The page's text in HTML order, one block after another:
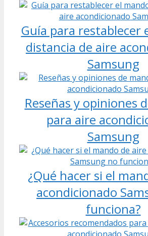
Guía para restablecer
distancia de aire
Samsung
Reseñas y opiniones
para aire
Samsung
¿Qué hacer si el
acondicionado
funciona?